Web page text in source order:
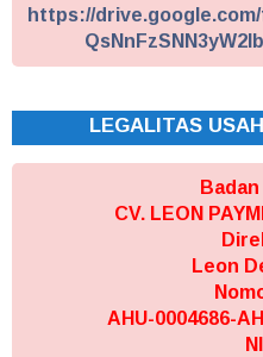
https://drive.google.com/
LEGALITAS
CV. LEON
Leon
AHU-0004686-